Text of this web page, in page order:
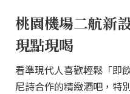
桃園機場二航新
現點現喝
看準現代人喜歡輕鬆「即
尼詩合作的精緻酒吧，特